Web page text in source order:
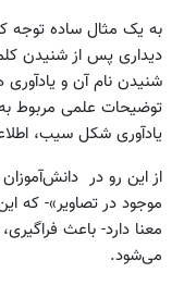
به یک مثال ساده توجه
دیداری پس از شنیدن
شنیدن نام آن و یادآوری
توضیحات علمی مربوط
یادآوری شکل سیب،
از این رو در
موجود در تصاویر»- که
معنا دارد- باعث
می‌شود.